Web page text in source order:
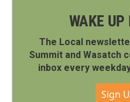
WAKE UP
The Local
Summit and Wasatch
inbox every
Sign